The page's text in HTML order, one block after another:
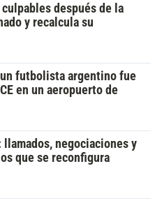
culpables después de la
y recalcula su
futbolista argentino fue
en un aeropuerto de
negociaciones y
que se reconfigura